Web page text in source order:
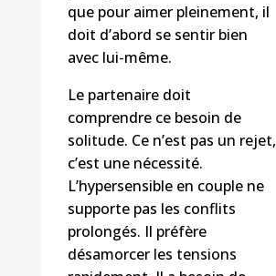
que pour aimer pleinement, il
doit d’abord se sentir bien
avec lui-même.
Le partenaire doit
comprendre ce besoin de
solitude. Ce n’est pas un rejet,
c’est une nécessité.
L’hypersensible en couple ne
supporte pas les conflits
prolongés. Il préfère
désamorcer les tensions